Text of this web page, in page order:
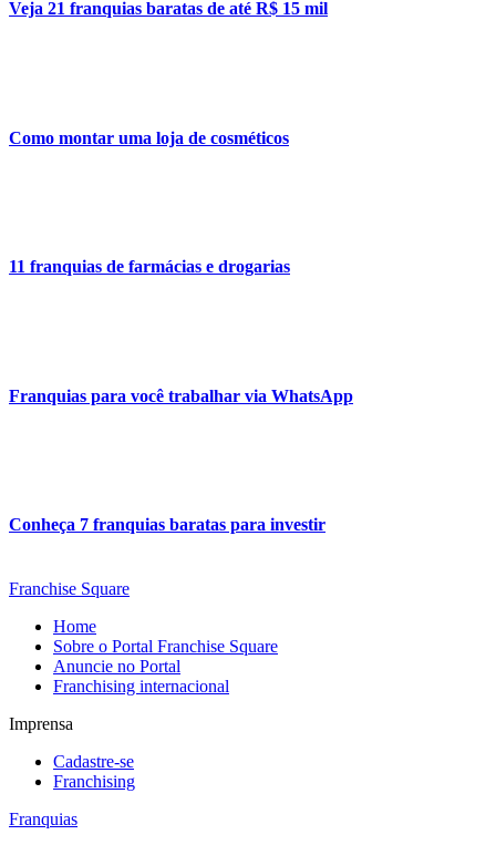
Veja 21 franquias baratas de até R$ 15 mil
Como montar uma loja de cosméticos
11 franquias de farmácias e drogarias
Franquias para você trabalhar via WhatsApp
Conheça 7 franquias baratas para investir
Franchise Square
Home
Sobre o Portal Franchise Square
Anuncie no Portal
Franchising internacional
Imprensa
Cadastre-se
Franchising
Franquias